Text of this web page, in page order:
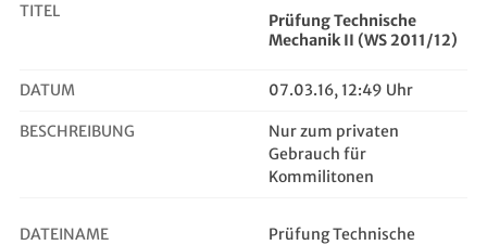
TITEL
Prüfung Technische
Mechanik II (WS 2011/12)
DATUM 07.03.16, 12:49 Uhr
BESCHREIBUNG
Nur zum privaten
Gebrauch für
Kommilitonen
DATEINAME
Prüfung Technische